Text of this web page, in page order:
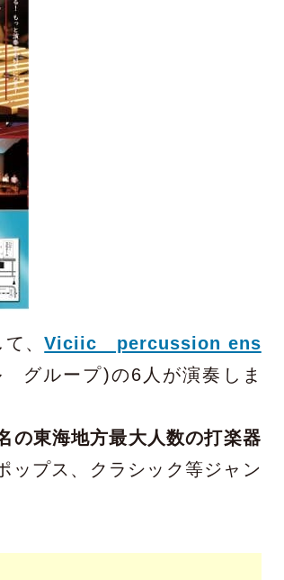
て、Viciic percussion ens
ループ)の6人が演奏しま
の東海地方最大人数の打楽器
ップス、クラシック等ジャン